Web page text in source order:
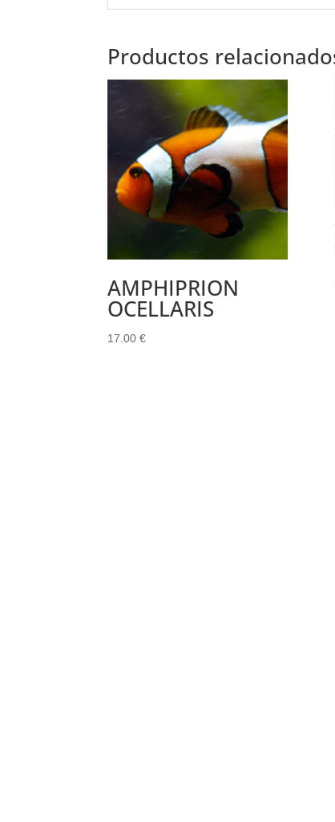
Productos
AMPHIPRION
OCELLARIS
17.00€